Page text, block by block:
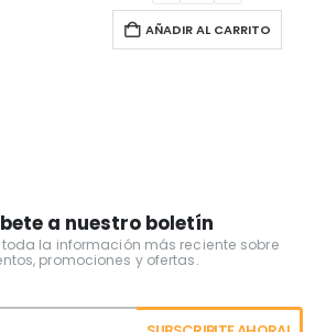
AÑADIR AL CARRITO
a nuestro boletín
la información más reciente sobre
promociones y ofertas.